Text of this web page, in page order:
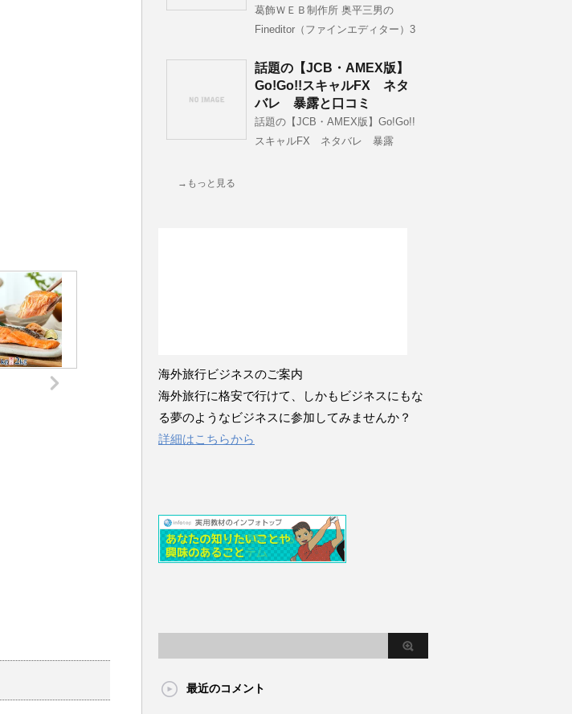
葛飾ＷＥＢ制作所 奥平三男の
Fineditor（ファインエディター）3
話題の【JCB・AMEX版】
Go!Go!!スキャルFX ネタ
バレ 暴露と口コミ
話題の【JCB・AMEX版】Go!Go!!
スキャルFX ネタバレ 暴露
→もっと見る
海外旅行ビジネスのご案内
海外旅行に格安で行けて、しかもビジネスにもな
る夢のようなビジネスに参加してみませんか？
詳細はこちらから
最近のコメント